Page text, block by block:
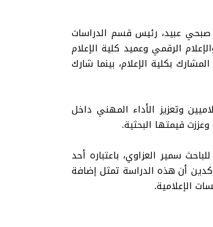
صبحي عبيد، رئيس قسم الدراسات
الرقمي وعميد كلية الإعلام
بكلية الإعلام، بينما شارك
وتعزيز الأداء المهني داخل
قيمتها البحثية.
سمير العزاوي، باعتباره أحد
أن هذه الدراسة تمثل إضافة
الإعلامية.